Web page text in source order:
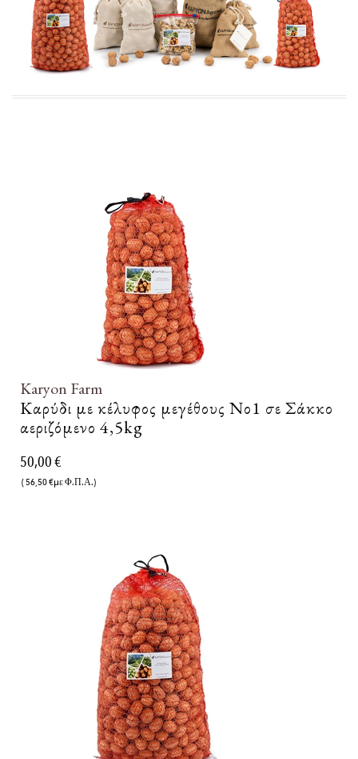
Karyon Farm
Καρύδι με κέλυφος μεγέθους Νο1 σε Σάκκο
αεριζόμενο 4,5kg
50,00 €
( 56,50 €με Φ.Π.Α.)